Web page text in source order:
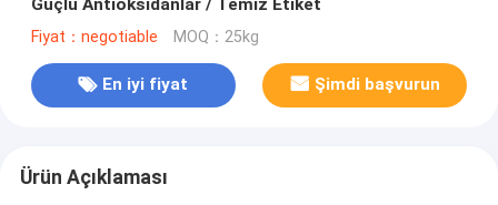
Güçlü Antioksidanlar / Temiz Etiket
Fiyat：negotiable MOQ：25kg
En iyi fiyat Şimdi başvurun
Ürün Açıklaması